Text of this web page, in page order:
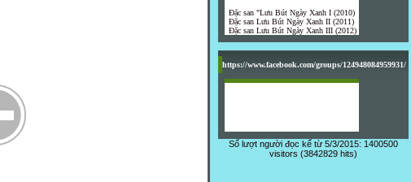
Đặc san "Lưu Bút Ngày Xanh I (2010)
Đặc san Lưu Bút Ngày Xanh II (2011)
Đặc san Lưu Bút Ngày Xanh III (2012)
https://www.facebook.com/groups/124948084959931/
Số lượt người đọc kể từ 5/3/2015: 1400500
visitors (3842829 hits)